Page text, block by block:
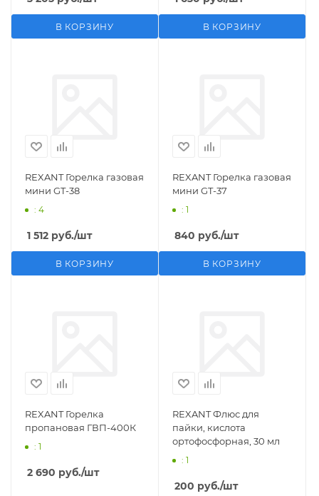
В КОРЗИНУ В КОРЗИНУ
REXANT Горелка газовая
мини GT-38
: 4
1 512 руб./шт
В КОРЗИНУ
REXANT Горелка газовая
мини GT-37
: 1
840 руб./шт
В КОРЗИНУ
REXANT Горелка
пропановая ГВП-400К
: 1
2 690 руб./шт
REXANT Флюс для
пайки, кислота
ортофосфорная, 30 мл
: 1
200 руб./шт